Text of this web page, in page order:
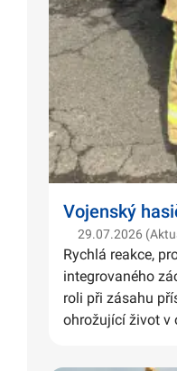
Vojenský
29.07.2026
Rychlá reakce,
integrovaného
roli při zásahu
ohrožující život v